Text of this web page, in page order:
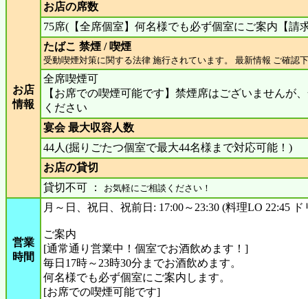
お店
情報
お店の席数
75席(【全席個室】何名様でも必ず個室にご案内【請
たばこ 禁煙 / 喫煙
受動喫煙対策に関する法律 施行されています。 最新情報 ご確認
全席喫煙可
【お席での喫煙可能です】禁煙席はございませんが
ください
宴会 最大収容人数
44人(掘りごたつ個室で最大44名様まで対応可能！)
お店の貸切
貸切不可 ：
お気軽にご相談ください！
営業
時間
月～日、祝日、祝前日: 17:00～23:30 (料理LO 22:45 ド
ご案内
[通常通り営業中！個室でお酒飲めます！]
毎日17時～23時30分までお酒飲めます。
何名様でも必ず個室にご案内します。
[お席での喫煙可能です]